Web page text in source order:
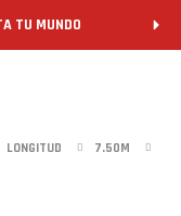
TU MUNDO
LONGITUD
7.50M